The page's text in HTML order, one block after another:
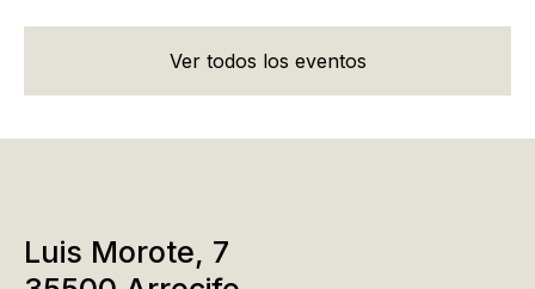
Ver todos los eventos
Luis Morote, 7